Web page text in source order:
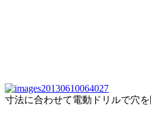
寸法に合わせて電動ドリルで穴を